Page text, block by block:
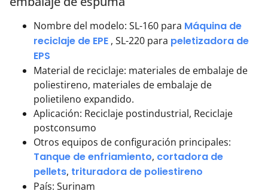
Nombre del modelo: SL-160 para Máquina de
reciclaje de EPE , SL-220 para peletizadora de
EPS
Material de reciclaje: materiales de embalaje de
poliestireno, materiales de embalaje de
polietileno expandido.
Aplicación: Reciclaje postindustrial, Reciclaje
postconsumo
Otros equipos de configuración principales:
Tanque de enfriamiento, cortadora de
pellets, trituradora de poliestireno
País: Surinam